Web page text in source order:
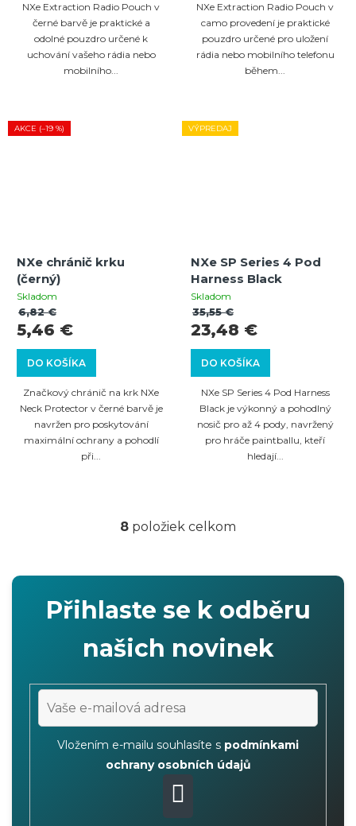
NXe Extraction Radio Pouch v
černé barvě je praktické a
odolné pouzdro určené k
uchování vašeho rádia nebo
mobilního...
NXe Extraction Radio Pouch v
camo provedení je praktické
pouzdro určené pro uložení
rádia nebo mobilního telefonu
během...
AKCE (–19 %)
NXe chránič krku
(černý)
Skladom
DO KOŠÍKA
5,46 €
6,82 €
Značkový chránič na krk NXe
Neck Protector v černé barvě je
navržen pro poskytování
maximální ochrany a pohodlí
při...
VÝPREDAJ
NXe SP Series 4 Pod
Harness Black
Skladom
DO KOŠÍKA
23,48 €
35,55 €
NXe SP Series 4 Pod Harness
Black je výkonný a pohodlný
nosič pro až 4 pody, navržený
pro hráče paintballu, kteří
hledají...
O
l
d
a
c
i
e
p
r
v
k
y
8 položiek celkom
Přihlaste se k odběru
našich novinek
Vložením e-mailu souhlasíte s podmínkami
ochrany osobních údajů
PŘIHLÁSIT